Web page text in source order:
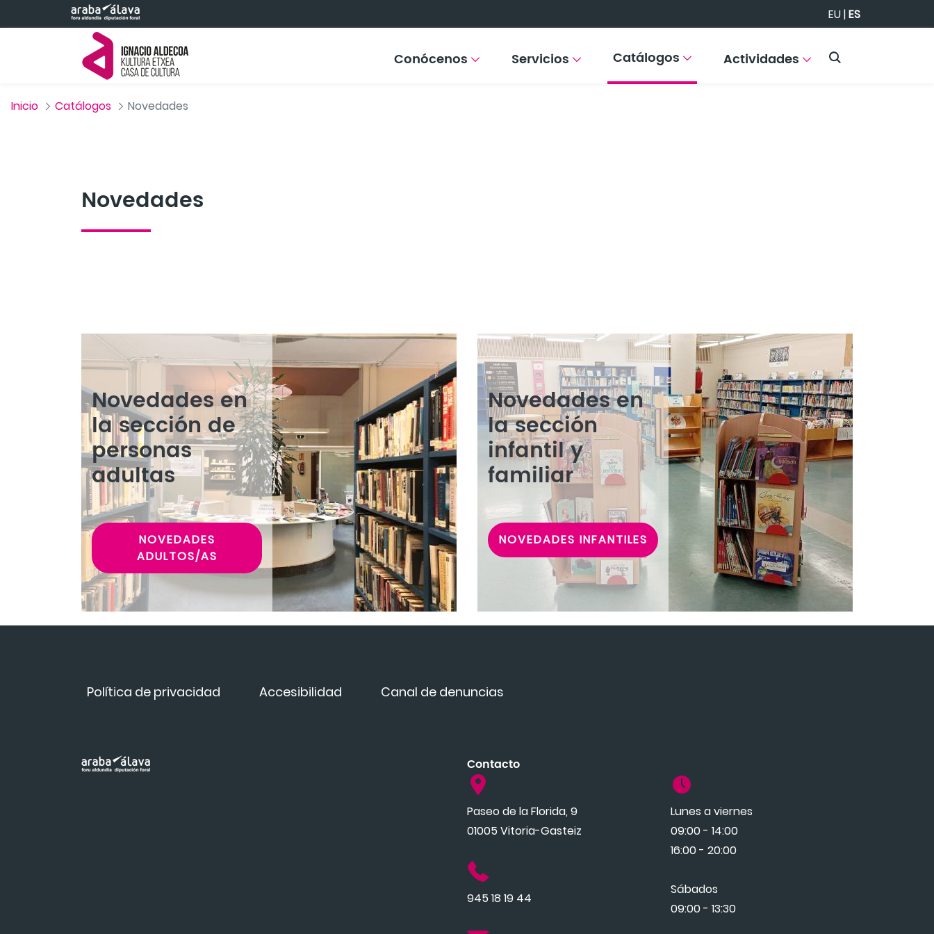
Saltar al contenido principal EU|ES
Conócenos Servicios Catálogos Actividades
Inicio Catálogos Novedades
Novedades
Novedades en
la sección de
personas
adultas
NOVEDADES
ADULTOS/AS
Novedades en
la sección
infantil y
familiar
NOVEDADES INFANTILES
Política de privacidad Accesibilidad Canal de denuncias
Contacto
Paseo de la Florida, 9
01005 Vitoria-Gasteiz
945 18 19 44
Lunes a viernes
09:00 - 14:00
16:00 - 20:00
Sábados
09:00 - 13:30